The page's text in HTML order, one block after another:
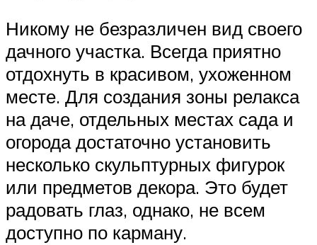
Никому не безразличен вид своего
дачного участка. Всегда приятно
отдохнуть в красивом, ухоженном
месте. Для создания зоны релакса
на даче, отдельных местах сада и
огорода достаточно установить
несколько скульптурных фигурок
или предметов декора. Это будет
радовать глаз, однако, не всем
доступно по карману.